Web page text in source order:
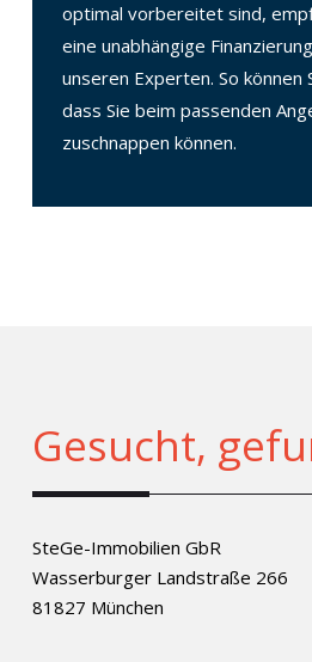
optimal vorbereitet sind,
eine unabhängige
unseren Experten. So können
dass Sie beim passenden
zuschnappen können.
Gesucht,
SteGe-Immobilien GbR
Wasserburger Landstraße 266
81827 München